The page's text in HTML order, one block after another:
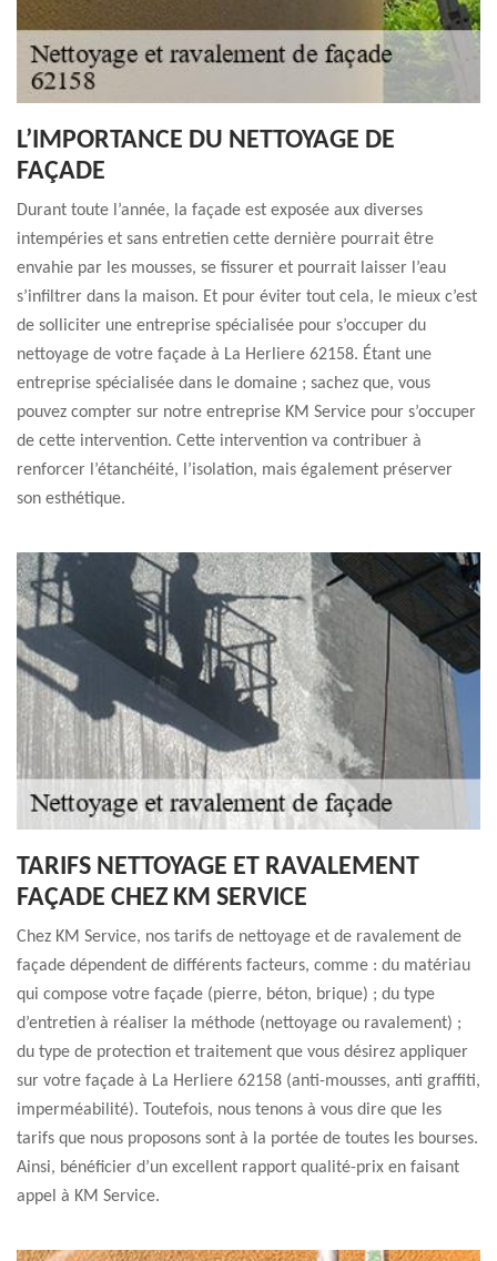
L’IMPORTANCE DU NETTOYAGE DE
FAÇADE
Durant toute l’année, la façade est exposée aux diverses
intempéries et sans entretien cette dernière pourrait être
envahie par les mousses, se fissurer et pourrait laisser l’eau
s’infiltrer dans la maison. Et pour éviter tout cela, le mieux c’est
de solliciter une entreprise spécialisée pour s’occuper du
nettoyage de votre façade à La Herliere 62158. Étant une
entreprise spécialisée dans le domaine ; sachez que, vous
pouvez compter sur notre entreprise KM Service pour s’occuper
de cette intervention. Cette intervention va contribuer à
renforcer l’étanchéité, l’isolation, mais également préserver
son esthétique.
TARIFS NETTOYAGE ET RAVALEMENT
FAÇADE CHEZ KM SERVICE
Chez KM Service, nos tarifs de nettoyage et de ravalement de
façade dépendent de différents facteurs, comme : du matériau
qui compose votre façade (pierre, béton, brique) ; du type
d’entretien à réaliser la méthode (nettoyage ou ravalement) ;
du type de protection et traitement que vous désirez appliquer
sur votre façade à La Herliere 62158 (anti-mousses, anti graffiti,
imperméabilité). Toutefois, nous tenons à vous dire que les
tarifs que nous proposons sont à la portée de toutes les bourses.
Ainsi, bénéficier d’un excellent rapport qualité-prix en faisant
appel à KM Service.